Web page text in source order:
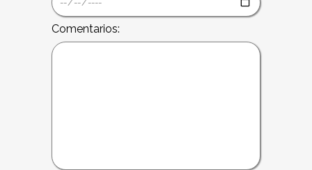
Comentarios: